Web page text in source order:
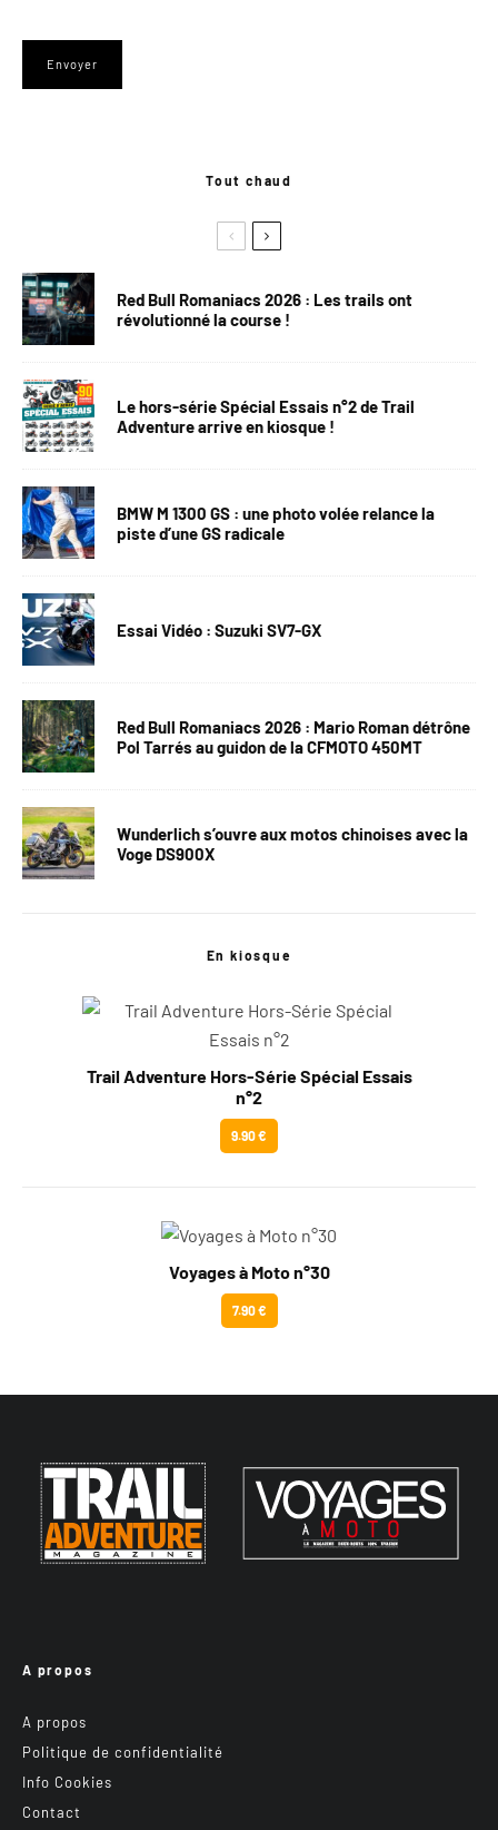
Tout chaud
Red Bull Romaniacs 2026 : Les trails ont
révolutionné la course !
Le hors-série Spécial Essais n°2 de Trail
Adventure arrive en kiosque !
BMW M 1300 GS : une photo volée relance la
piste d’une GS radicale
Essai Vidéo : Suzuki SV7-GX
Red Bull Romaniacs 2026 : Mario Roman détrône
Pol Tarrés au guidon de la CFMOTO 450MT
Wunderlich s’ouvre aux motos chinoises avec la
Voge DS900X
En kiosque
Trail Adventure Hors-Série Spécial Essais
n°2
9.90 €
Voyages à Moto n°30
7.90 €
A propos
A propos
Politique de confidentialité
Info Cookies
Contact